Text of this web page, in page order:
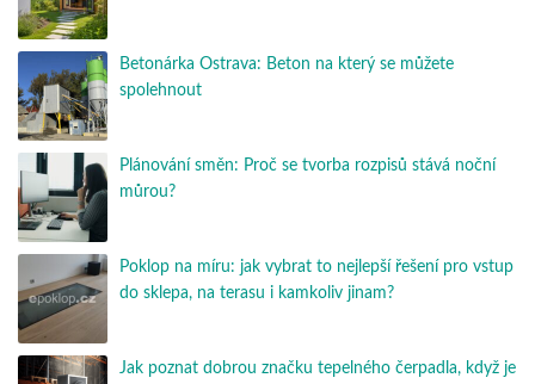
Betonárka Ostrava: Beton na který se můžete
spolehnout
Plánování směn: Proč se tvorba rozpisů stává noční
můrou?
Poklop na míru: jak vybrat to nejlepší řešení pro vstup
do sklepa, na terasu i kamkoliv jinam?
Jak poznat dobrou značku tepelného čerpadla, když je